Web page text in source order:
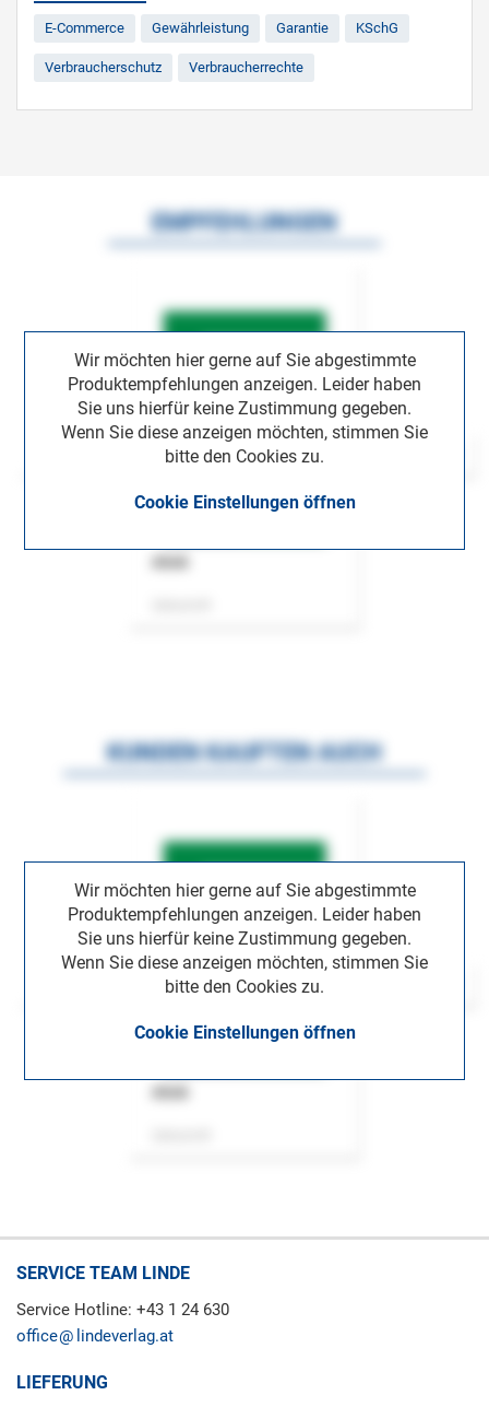
E-Commerce Gewährleistung Garantie KSchG
Verbraucherschutz Verbraucherrechte
Wir möchten hier gerne auf Sie abgestimmte
Produktempfehlungen anzeigen. Leider haben
Sie uns hierfür keine Zustimmung gegeben.
Wenn Sie diese anzeigen möchten, stimmen Sie
bitte den Cookies zu.
Cookie Einstellungen öffnen
EMPFEHLUNGEN
Wir möchten hier gerne auf Sie abgestimmte
Produktempfehlungen anzeigen. Leider haben
Sie uns hierfür keine Zustimmung gegeben.
Wenn Sie diese anzeigen möchten, stimmen Sie
bitte den Cookies zu.
Cookie Einstellungen öffnen
KUNDEN KAUFTEN AUCH
SERVICE TEAM LINDE
Service Hotline: +43 1 24 630
office
lindeverlag.at
LIEFERUNG